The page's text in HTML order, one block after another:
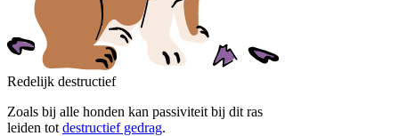
Redelijk destructief
Zoals bij alle honden kan passiviteit bij dit ras
leiden tot destructief gedrag.